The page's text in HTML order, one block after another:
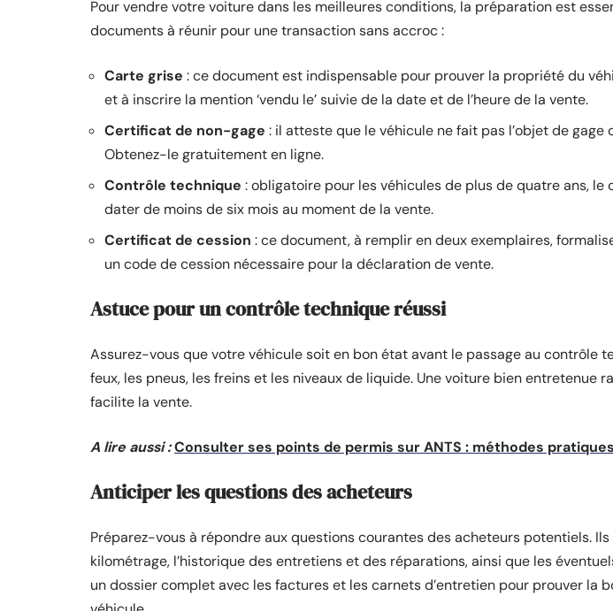
Pour vendre votre voiture dans les meilleures conditions, la préparation est
documents à réunir pour une transaction sans accroc :
Carte grise : ce document est indispensable pour prouver la propriété du
et à inscrire la mention ‘vendu le’ suivie de la date et de l’heure de la vente.
Certificat de non-gage : il atteste que le véhicule ne fait pas l’objet de gage
Obtenez-le gratuitement en ligne.
Contrôle technique : obligatoire pour les véhicules de plus de quatre ans,
dater de moins de six mois au moment de la vente.
Certificat de cession : ce document, à remplir en deux exemplaires,
un code de cession nécessaire pour la déclaration de vente.
Astuce pour un contrôle technique réussi
Assurez-vous que votre véhicule soit en bon état avant le passage au contrôle
feux, les pneus, les freins et les niveaux de liquide. Une voiture bien entretenue
facilite la vente.
A lire aussi :Consulter ses points de permis sur ANTS : méthodes
Anticiper les questions des acheteurs
Préparez-vous à répondre aux questions courantes des acheteurs potentiels.
kilométrage, l’historique des entretiens et des réparations, ainsi que les
un dossier complet avec les factures et les carnets d’entretien pour prouver la